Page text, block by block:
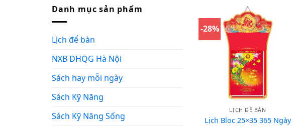
Danh mục sản phẩm
Lịch để bàn
NXB ĐHQG Hà Nội
Sách hay mỗi ngày
Sách Kỹ Năng
Sách Kỹ Năng Sống
-28%
LỊCH ĐỂ BÀN
Lịch Bloc 25×35 365 Ngày